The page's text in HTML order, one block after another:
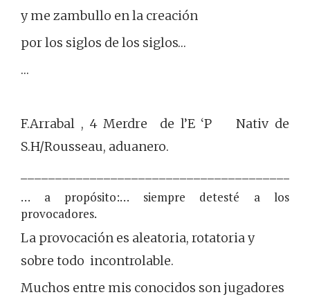
y me zambullo en la creación
por los siglos de los siglos…
…
F.Arrabal , 4 Merdre de l’E ‘P Nativ de
S.H/Rousseau, aduanero.
… a propósito:… siempre detesté a los
provocadores.
La provocación es aleatoria, rotatoria y
sobre todo incontrolable.
Muchos entre mis conocidos son jugadores